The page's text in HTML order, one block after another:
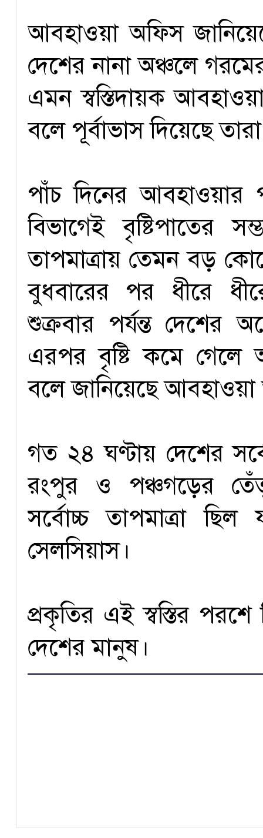
আবহাওয়া অফিস
দেশের নানা অঞ্চলে
এমন স্বস্তিদায়ক
বলে পূর্বাভাস দিয়েছে
পাঁচ দিনের আবহাওয়ার
বিভাগেই বৃষ্টিপাতের
তাপমাত্রায় তেমন বড়
বুধবারের পর ধীরে
শুক্রবার পর্যন্ত দেশের
এরপর বৃষ্টি কমে গেলে
বলে জানিয়েছে
গত ২৪ ঘণ্টায় দেশের
রংপুর ও পঞ্চগড়ের
সর্বোচ্চ তাপমাত্রা
সেলসিয়াস।
প্রকৃতির এই স্বস্তির
দেশের মানুষ।